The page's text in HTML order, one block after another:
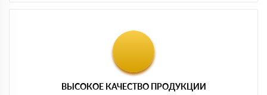
ВЫСОКОЕ КАЧЕСТВО ПРОДУКЦИИ